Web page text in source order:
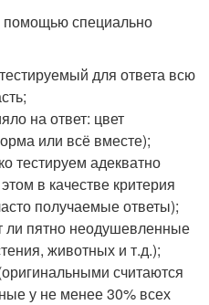
специально
для ответа всю
на ответ: цвет
или всё вместе);
тестируем адекватно
в качестве критерия
получаемые ответы);
пятно неодушевленные
животных и т.д.);
считаются
у не менее 30% всех